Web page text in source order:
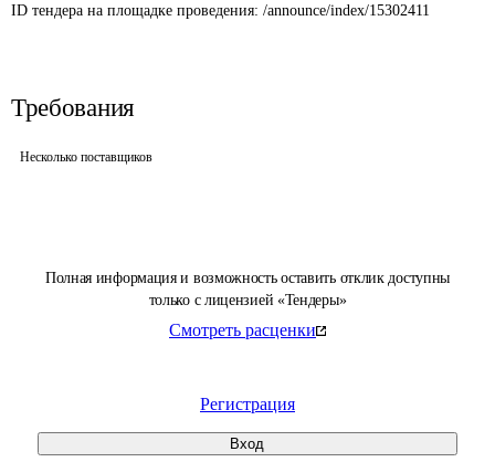
Полная информация и возможность оставить отклик доступны
только с лицензией «Тендеры»
Смотреть расценки
Регистрация
Вход
ID тендера на площадке проведения: /announce/index/15302411
Требования
Несколько поставщиков